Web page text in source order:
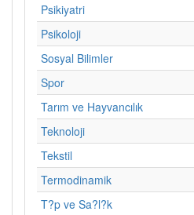
Psikiyatri
Psikoloji
Sosyal Bilimler
Spor
Tarım ve Hayvancılık
Teknoloji
Tekstil
Termodinamik
T?p ve Sa?l?k